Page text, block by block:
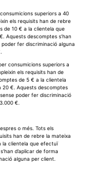
superiors a 40
els requisits han de rebre
de 10 € a la clientela que
Aquests descomptes s’han
poder fer discriminació alguna
consumicions superiors a
els requisits han de
de 5 € a la clientela
20 €. Aquests descomptes
poder fer discriminació
€.
o més. Tots els
han de rebre la mateixa
la clientela que efectuï
d’aplicar de forma
alguna per client.